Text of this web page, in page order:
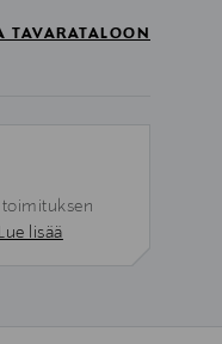
TAVARATALOON
Lue lisää